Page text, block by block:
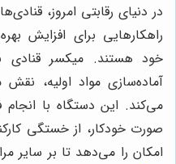
در دنیای رقابتی امروز،
راهکارهایی برای افزایش
خود هستند. میکسر قنادی
آماده‌سازی مواد اولیه،
می‌کند. این دستگاه با
صورت خودکار، از خستگی
امکان را می‌دهد تا بر سایر